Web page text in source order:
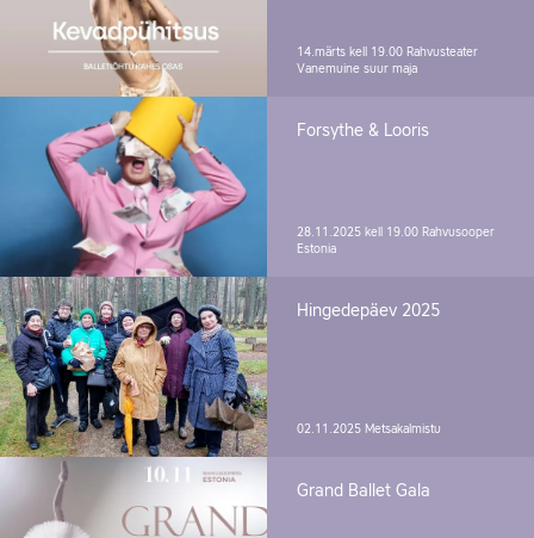
14.märts kell 19.00 Rahvusteater
Vanemuine suur maja
Forsythe & Looris
28.11.2025 kell 19.00 Rahvusooper
Estonia
Hingedepäev 2025
02.11.2025 Metsakalmistu
Grand Ballet Gala